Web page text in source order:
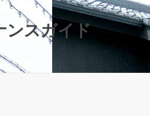
ンスガイド